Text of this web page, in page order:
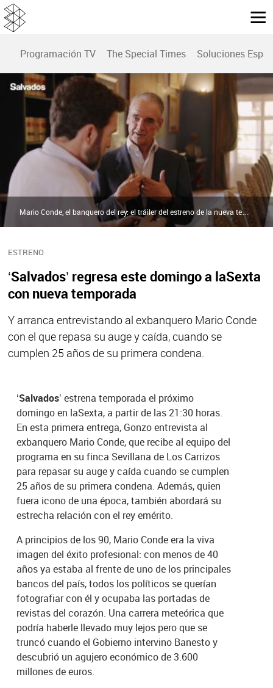
Programación TV The Special Times Soluciones
ESTRENO
‘Salvados’ regresa este domingo a laSexta
con nueva temporada
Y arranca entrevistando al exbanquero Mario Conde
con el que repasa su auge y caída, cuando se
cumplen 25 años de su primera condena.
Mario Conde, el banquero del rey: el tráiler del estreno de la nueva temporada de Salvados | Mario Conde, el banquero del rey: el tráiler del estreno de la nueva temporada de Salvados
‘Salvados’estrena temporada el próximo
domingo en laSexta, a partir de las 21:30 horas.
En esta primera entrega, Gonzo entrevista al
exbanquero Mario Conde, que recibe al equipo del
programa en su finca Sevillana de Los Carrizos
para repasar su auge y caída cuando se cumplen
25 años de su primera condena. Además, quien
fuera icono de una época, también abordará su
estrecha relación con el rey emérito.
A principios de los 90, Mario Conde era la viva
imagen del éxito profesional: con menos de 40
años ya estaba al frente de uno de los principales
bancos del país, todos los políticos se querían
fotografiar con él y ocupaba las portadas de
revistas del corazón. Una carrera meteórica que
podría haberle llevado muy lejos pero que se
truncó cuando el Gobierno intervino Banesto y
descubrió un agujero económico de 3.600
millones de euros.